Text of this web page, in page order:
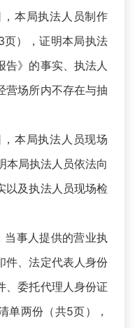
本局执法人员制作
页），证明本局执法
告》的事实、执法人
营场所内不存在与抽
本局执法人员现场
本局执法人员依法向
以及执法人员现场检
事人提供的营业执
件、法定代表人身份
、委托代理人身份证
单两份（共5页），